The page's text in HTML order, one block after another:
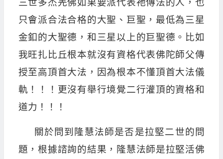
三世多杰羌佛如果要派代表祂傳法的人，也
只會派合法合格的大聖、巨聖，最低為三星
金釦的大聖德，和三星以上的巨聖德。比如
我旺扎比丘根本就沒有資格代表佛陀師父傳
授至高頂首大法，因為根本不懂頂首大法儀
軌！！！更沒有舉行境覺二行灌頂的資格和
道力！！！
關於問到隆慧法師是否是拉堅二世的問
題，根據諮詢的結果，隆慧法師是拉堅活佛